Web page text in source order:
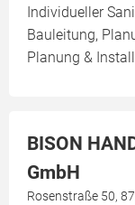
Individueller
Bauleitung,
Planung &
BISON
GmbH
Rosenstraße 50,